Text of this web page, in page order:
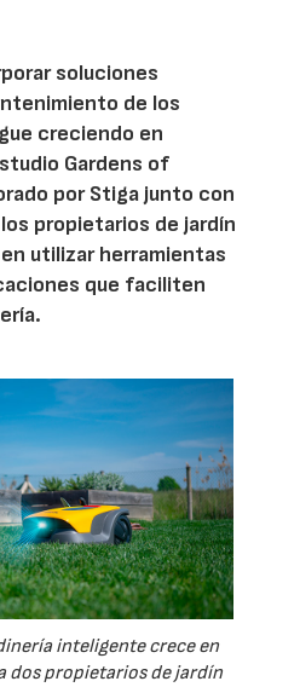
soluciones
de los
creciendo en
Gardens of
por Stiga junto con
propietarios de jardín
utilizar herramientas
que faciliten
inteligente crece en
dos propietarios de jardín